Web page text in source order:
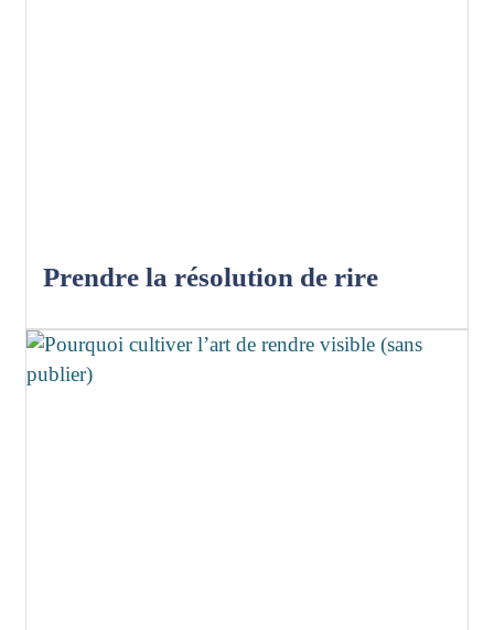
Prendre la résolution de rire